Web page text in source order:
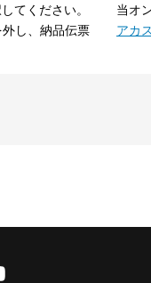
てください。
し、納品伝票
当オ
アカ